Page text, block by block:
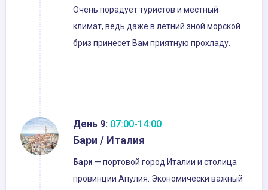
Очень порадует туристов и местный
климат, ведь даже в летний зной морской
бриз принесет Вам приятную прохладу.
День 9: 07:00-14:00
Бари / Италия
Бари — портовой город Италии и столица
провинции Апулия. Экономически важный